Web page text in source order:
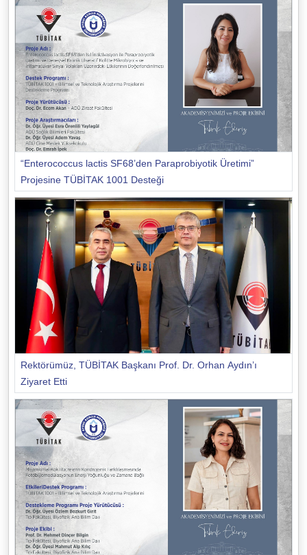
“Enterococcus lactis SF68’den Paraprobiyotik Üretimi”
Projesine TÜBİTAK 1001 Desteği
Rektörümüz, TÜBİTAK Başkanı Prof. Dr. Orhan Aydın’ı
Ziyaret Etti